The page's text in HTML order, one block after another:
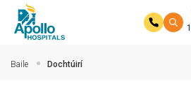
Baile Dochtúirí